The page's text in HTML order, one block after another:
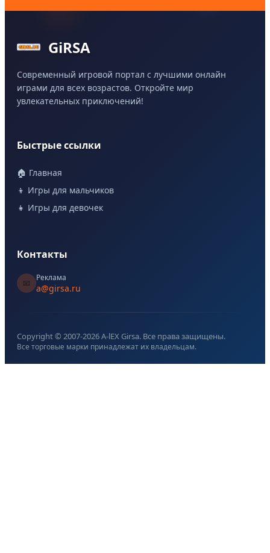
GiRSA
Современный игровой портал с лучшими онлайн
играми для всех возрастов. Откройте мир
увлекательных приключений!
Быстрые ссылки
🏠 Главная
👦 Игры для мальчиков
👧 Игры для девочек
Контакты
📧
Реклама
a@girsa.ru
Copyright © 2007-2026A-lEX Girsa. Все права защищены.
Все торговые марки принадлежат их владельцам.